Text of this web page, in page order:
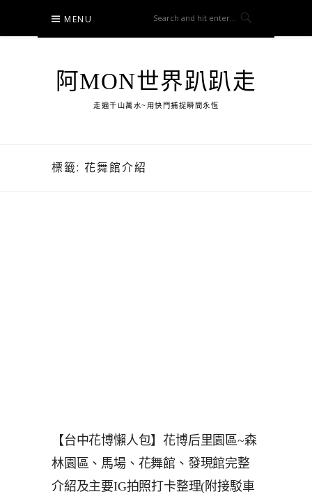
content
MENU
阿MON世界趴趴走
走遍千山萬水~用快門捕捉瞬間永恆
標籤: 花舞館介紹
【台中花博懶人包】花博后里園區~森
林園區、馬場、花舞館、發現館完整
介紹及主要IG拍照打卡整理(附接駁車